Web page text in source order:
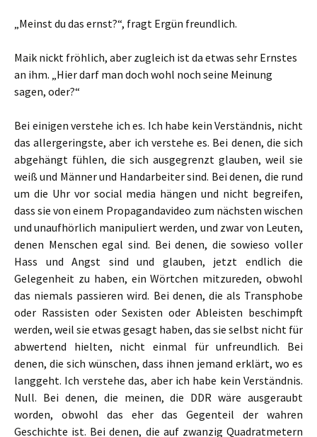
„Meinst du das ernst?“, fragt Ergün freundlich.
Maik nickt fröhlich, aber zugleich ist da etwas sehr Ernstes
an ihm. „Hier darf man doch wohl noch seine Meinung
sagen, oder?“
Bei einigen verstehe ich es. Ich habe kein Verständnis, nicht
das allergeringste, aber ich verstehe es. Bei denen, die sich
abgehängt fühlen, die sich ausgegrenzt glauben, weil sie
weiß und Männer und Handarbeiter sind. Bei denen, die rund
um die Uhr vor social media hängen und nicht begreifen,
dass sie von einem Propagandavideo zum nächsten wischen
und unaufhörlich manipuliert werden, und zwar von Leuten,
denen Menschen egal sind. Bei denen, die sowieso voller
Hass und Angst sind und glauben, jetzt endlich die
Gelegenheit zu haben, ein Wörtchen mitzureden, obwohl
das niemals passieren wird. Bei denen, die als Transphobe
oder Rassisten oder Sexisten oder Ableisten beschimpft
werden, weil sie etwas gesagt haben, das sie selbst nicht für
abwertend hielten, nicht einmal für unfreundlich. Bei
denen, die sich wünschen, dass ihnen jemand erklärt, wo es
langgeht. Ich verstehe das, aber ich habe kein Verständnis.
Null. Bei denen, die meinen, die DDR wäre ausgeraubt
worden, obwohl das eher das Gegenteil der wahren
Geschichte ist. Bei denen, die auf zwanzig Quadratmetern